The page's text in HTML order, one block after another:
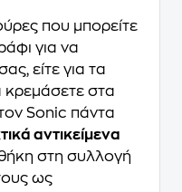
που μπορείτε
για να
είτε για τα
κρεμάσετε στα
Sonic πάντα
αντικείμενα
στη συλλογή
ως